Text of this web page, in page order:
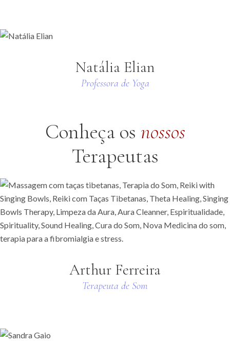
Natália Elian
Professora de Yoga
Conheça os nossos
Terapeutas
Arthur Ferreira
Terapeuta de Som